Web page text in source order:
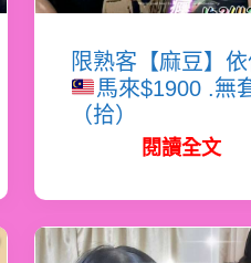
限熟客【麻豆】
馬來$1900 .無
（拾）
閱讀全文